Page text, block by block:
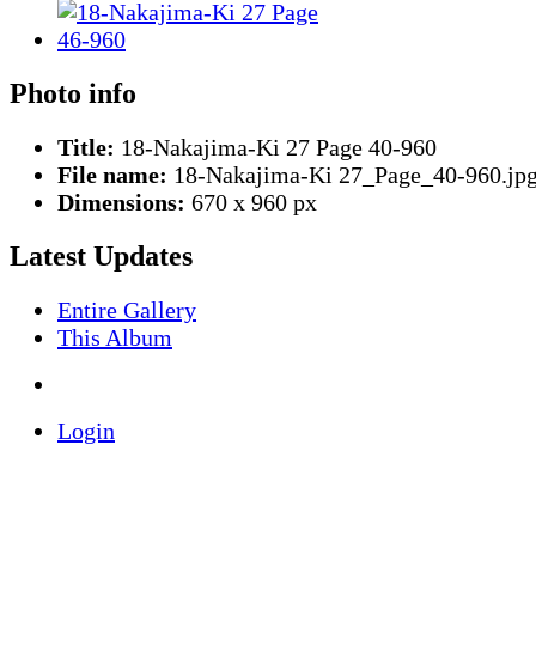
Photo info
Title: 18-Nakajima-Ki 27 Page 40-960
File name: 18-Nakajima-Ki 27_Page_40-
Dimensions: 670 x 960 px
Latest Updates
Entire Gallery
This Album
Login